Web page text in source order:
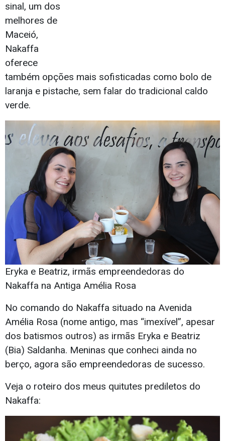
sinal, um dos
melhores de
Maceió,
Nakaffa
oferece
também opções mais sofisticadas como bolo de
laranja e pistache, sem falar do tradicional caldo
verde.
Eryka e Beatriz, irmãs empreendedoras do
Nakaffa na Antiga Amélia Rosa
No comando do Nakaffa situado na Avenida
Amélia Rosa (nome antigo, mas “imexível”, apesar
dos batismos outros) as irmãs Eryka e Beatriz
(Bia) Saldanha. Meninas que conheci ainda no
berço, agora são empreendedoras de sucesso.
Veja o roteiro dos meus quitutes prediletos do
Nakaffa: